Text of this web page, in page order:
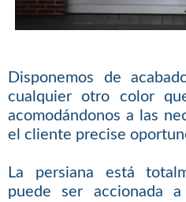
Disponemos de
cualquier otro color
acomodándonos a las
el cliente precise
La persiana está
puede ser accionada